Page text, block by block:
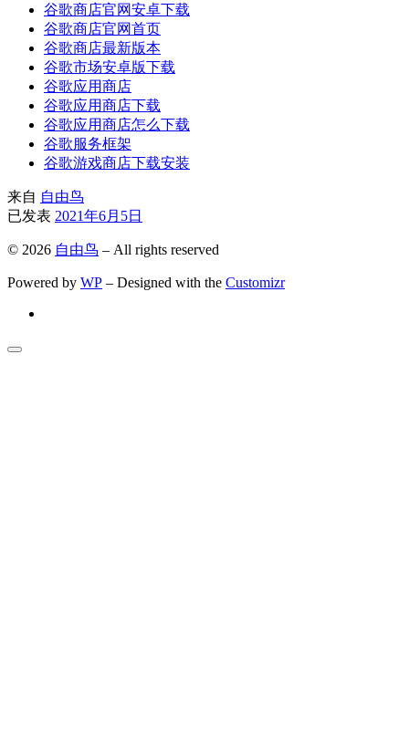
谷歌商店官网安卓下载
谷歌商店官网首页
谷歌商店最新版本
谷歌市场安卓版下载
谷歌应用商店
谷歌应用商店下载
谷歌应用商店怎么下载
谷歌服务框架
谷歌游戏商店下载安装
来自 自由鸟
已发表 2021年6月5日
© 2026 自由鸟 – All rights reserved
Powered by WP – Designed with the Customizr